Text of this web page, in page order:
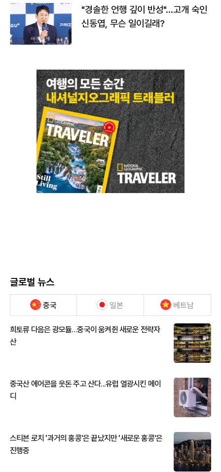
"경솔한 언행 깊이 반성"…고개 숙인
신동엽, 무슨 일이길래?
글로벌 뉴스
중국 일본 베트남
희토류 다음은 광모듈…중국이 움켜쥔 새로운 전략자
산
중국산 에어콘을 웃돈 주고 산다...유럽 열광시킨 메이
디
스티븐 로치 '과거의 홍콩'은 끝났지만 '새로운 홍콩'은
진행중